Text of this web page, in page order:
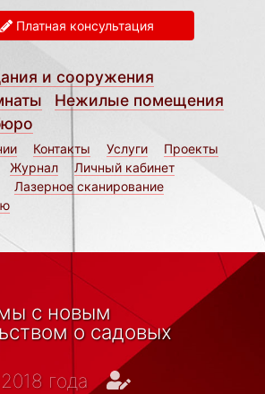
Платная консультация
и сооружения
Нежилые помещения
Контакты Услуги
Проекты
Журнал
Личный кабинет
Лазерное сканирование
с новым
о садовых
года